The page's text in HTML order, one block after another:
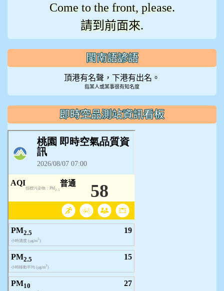
Come to the front, please.
請到前面來.
閩南語諺語
頂港有名聲，下港有出名。
指某人或某事很有知名度
即時空品測站資訊看板